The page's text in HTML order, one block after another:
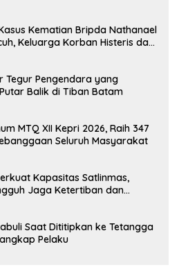
Kematian Bripda Nathanael
Keluarga Korban Histeris dan
Tegur Pengendara yang
Balik di Tiban Batam
MTQ XII Kepri 2026, Raih 347
Seluruh Masyarakat
Kapasitas Satlinmas,
Jaga Ketertiban dan
Saat Dititipkan ke Tetangga
Pelaku